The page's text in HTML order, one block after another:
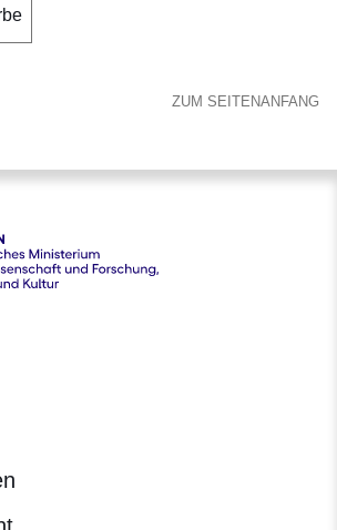
ZUM SEITENANFANG
Ministerium für Wissenschaft und